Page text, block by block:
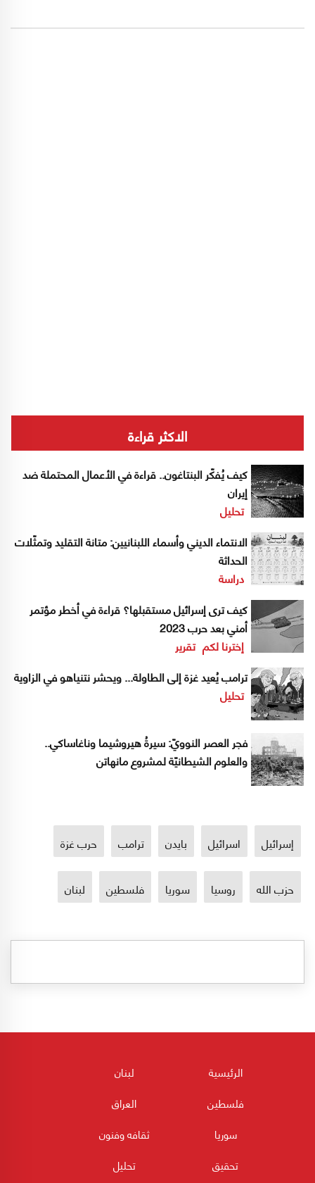
الاكثر قراءة
كيف يُفكّر البنتاغون.. قراءة في الأعمال المحتملة ضد
إيران
تحليل
الانتماء الديني وأسماء اللبنانيين: متانة التقليد وتمثّلات
الحداثة
دراسة
كيف ترى إسرائيل مستقبلها؟ قراءة في أخطر مؤتمر
أمني بعد حرب 2023
إخترنا لكم تقرير
ترامب يُعيد غزة إلى الطاولة... ويحشر نتنياهو في الزاوية
تحليل
فجر العصر النوويّ: سيرةُ هيروشيما وناغاساكي..
والعلوم الشيطانيّة لمشروع مانهاتن
إسرائيل اسرائيل بايدن ترامب حرب غزة
حزب الله روسيا سوريا فلسطين لبنان
الرئيسية
لبنان
فلسطين
العراق
سوريا
ثقافه وفنون
تحقيق
تحليل